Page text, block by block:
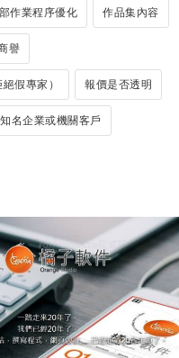
作業程序優化 作品集內容
譽
假專家） 報價是否透明
名企業或機關客戶